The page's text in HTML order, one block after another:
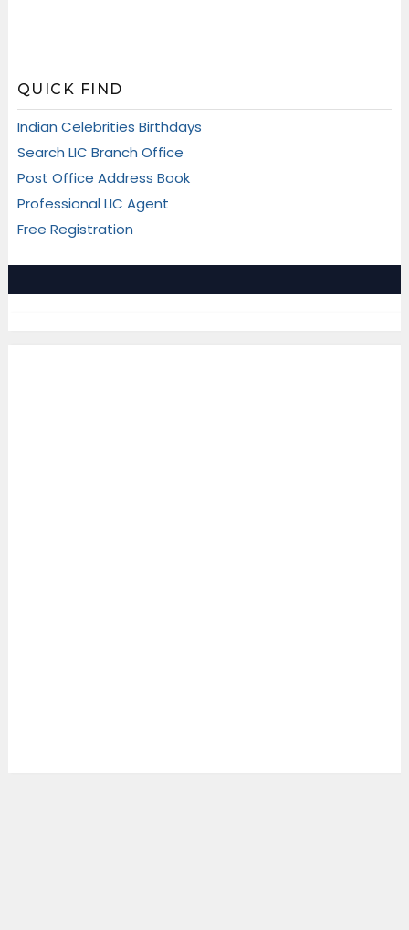
QUICK FIND
Indian Celebrities Birthdays
Search LIC Branch Office
Post Office Address Book
Professional LIC Agent
Free Registration